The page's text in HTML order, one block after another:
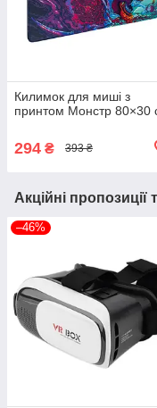
Килимок для миші з
принтом Монстр 80×30
294 ₴ 393 ₴
Акційні пропозиції
–46%